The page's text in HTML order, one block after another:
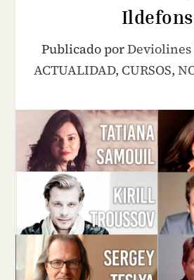
Publicado porDeviolines
ACTUALIDAD, CURSOS,